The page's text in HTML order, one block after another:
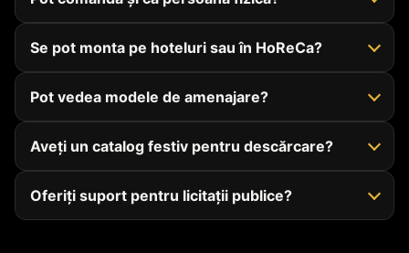
Se pot monta pe hoteluri sau în HoReCa?
Pot vedea modele de amenajare?
Aveți un catalog festiv pentru descărcare?
Oferiți suport pentru licitații publice?